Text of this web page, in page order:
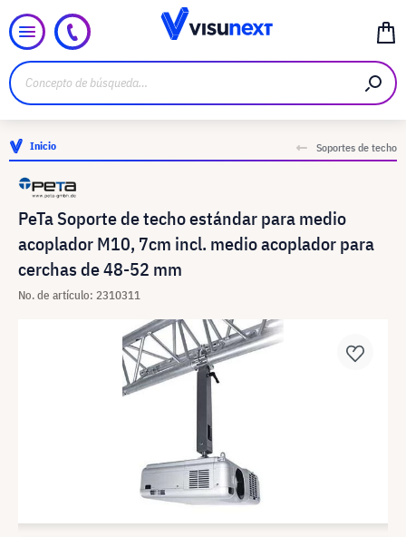
Inicio Soportes de techo
PeTa Soporte de techo estándar para medio
acoplador M10, 7cm incl. medio acoplador para
cerchas de 48-52 mm
No. de artículo: 2310311